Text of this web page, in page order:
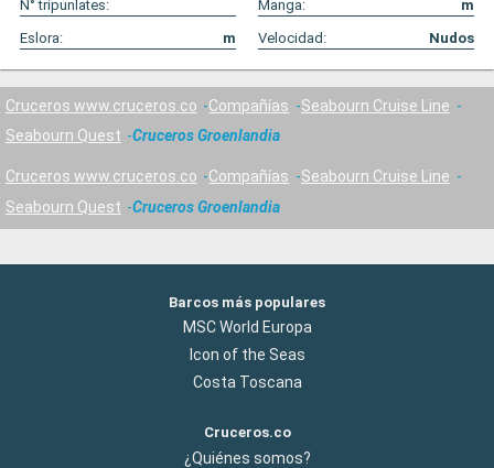
N° tripunlates:
Manga:
m
Eslora:
m Velocidad: Nudos
Cruceros www.cruceros.co Compañías
Seabourn Cruise Line
Seabourn Quest
Cruceros Groenlandia
Cruceros www.cruceros.co Compañías
Seabourn Cruise Line
Seabourn Quest
Cruceros Groenlandia
Barcos más populares
MSC World Europa
Icon of the Seas
Costa Toscana
Cruceros.co
¿Quiénes somos?